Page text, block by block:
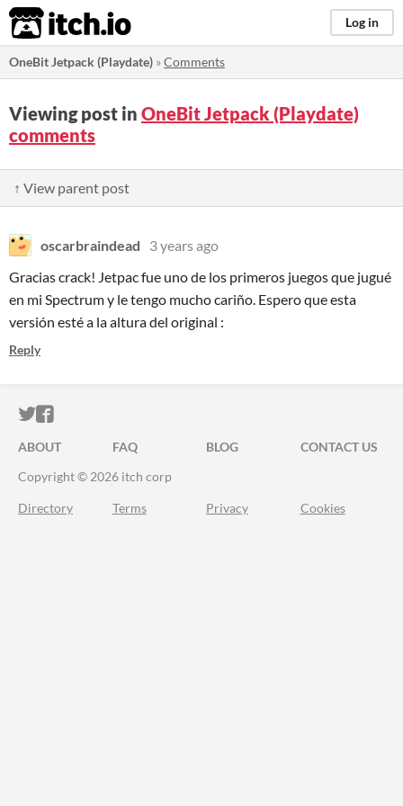
itch.io Log in
OneBit Jetpack (Playdate) »Comments
Viewing post in OneBit Jetpack (Playdate)
comments
↑ View parent post
oscarbraindead
3 years ago
Gracias crack! Jetpac fue uno de los primeros juegos que jugué
en mi Spectrum y le tengo mucho cariño. Espero que esta
versión esté a la altura del original :
Reply
ITCH.IO ON TWITTER
ITCH.IO ON FACEBOOK
ABOUT FAQ BLOG
CONTACT US
Copyright © 2026 itch corp
Directory Terms Privacy Cookies